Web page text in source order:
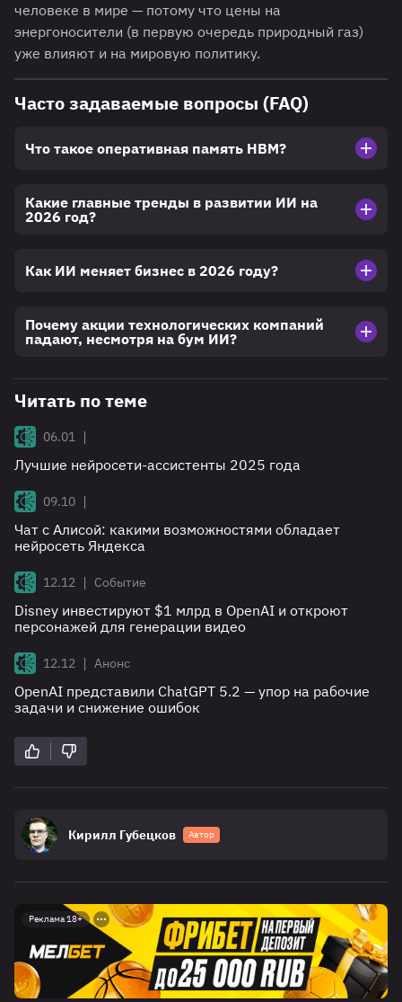
человеке в мире — потому что цены на
энергоносители (в первую очередь природный газ)
уже влияют и на мировую политику.
Часто задаваемые вопросы (FAQ)
Что такое оперативная память HBM?
Какие главные тренды в развитии ИИ на
2026 год?
Как ИИ меняет бизнес в 2026 году?
Почему акции технологических компаний
падают, несмотря на бум ИИ?
Читать по теме
06.01 |
Лучшие нейросети-ассистенты 2025 года
09.10 |
Чат с Алисой: какими возможностями обладает
нейросеть Яндекса
12.12 | Событие
Disney инвестируют $1 млрд в OpenAI и откроют
персонажей для генерации видео
12.12 | Анонс
OpenAI представили ChatGPT 5.2 — упор на рабочие
задачи и снижение ошибок
Кирилл Губецков Автор
Реклама 18+